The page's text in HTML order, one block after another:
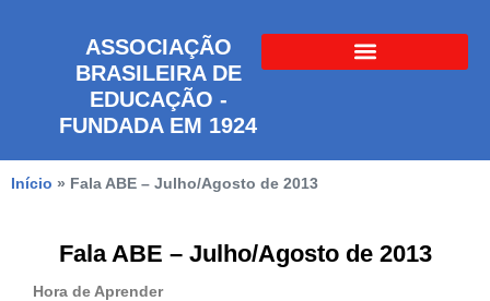
ASSOCIAÇÃO
BRASILEIRA DE
EDUCAÇÃO -
FUNDADA EM 1924
Início » Fala ABE – Julho/Agosto de 2013
Fala ABE – Julho/Agosto de 2013
Hora de Aprender